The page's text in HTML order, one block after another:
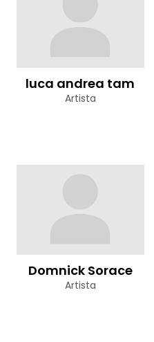
luca andrea tam
Artista
Domnick Sorace
Artista